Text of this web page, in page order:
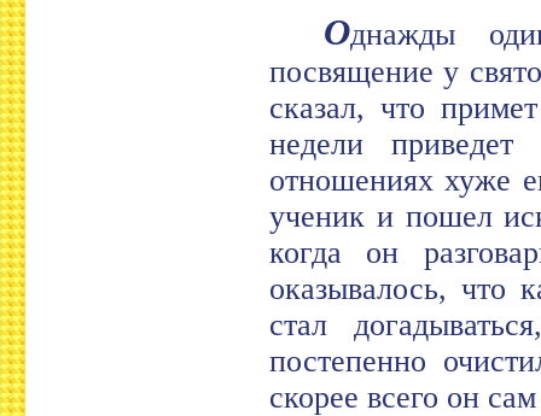
Однажды
посвящение у
сказал, что
недели
отношениях хуже
ученик и пошел
когда он
оказывалось, что
стал
постепенно
скорее всего он